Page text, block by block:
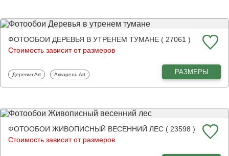
ФОТООБОИ ДЕРЕВЬЯ В УТРЕНЕМ ТУМАНЕ ( 27061 )
Стоимость зависит от размеров
Фотообои
Деревья Art Фотообои
Акварель Art РАЗМЕРЫ
ФОТООБОИ ЖИВОПИСНЫЙ ВЕСЕННИЙ ЛЕС ( 23598 )
Стоимость зависит от размеров